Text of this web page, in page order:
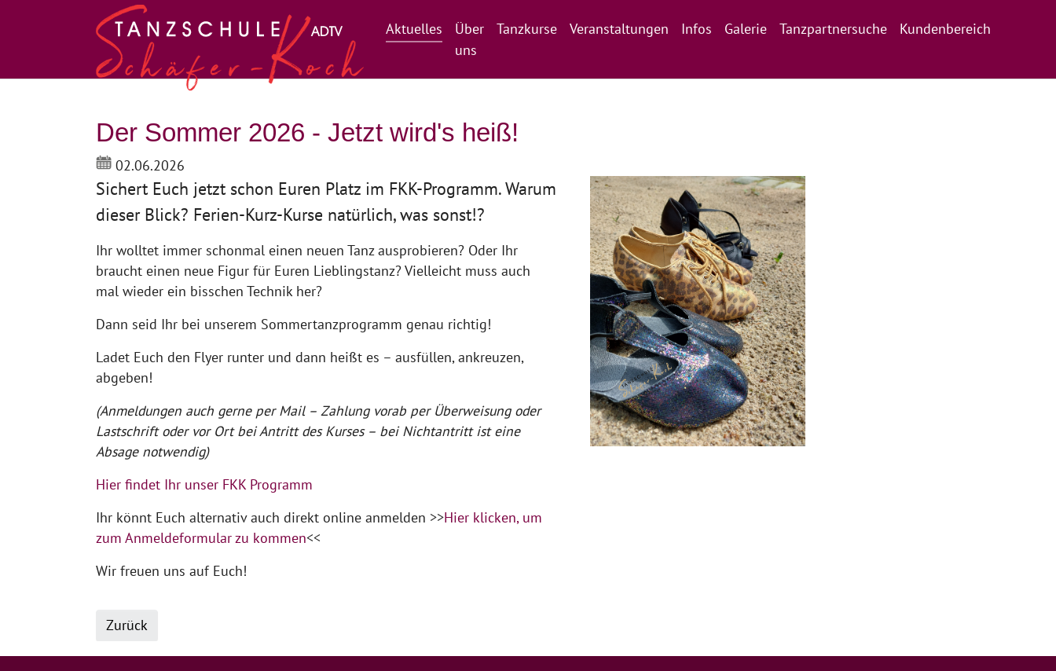
Aktuelles
Über
uns
Tanzkurse Veranstaltungen Infos Galerie Tanzpartnersuche Kundenbereich
Der Sommer 2026 - Jetzt wird's heiß!
02.06.2026
Sichert Euch jetzt schon Euren Platz im FKK-Programm. Warum
dieser Blick? Ferien-Kurz-Kurse natürlich, was sonst!?
Ihr wolltet immer schonmal einen neuen Tanz ausprobieren? Oder Ihr
braucht einen neue Figur für Euren Lieblingstanz? Vielleicht muss auch
mal wieder ein bisschen Technik her?
Dann seid Ihr bei unserem Sommertanzprogramm genau richtig!
Ladet Euch den Flyer runter und dann heißt es – ausfüllen, ankreuzen,
abgeben!
(Anmeldungen auch gerne per Mail – Zahlung vorab per Überweisung oder
Lastschrift oder vor Ort bei Antritt des Kurses – bei Nichtantritt ist eine
Absage notwendig)
Hier findet Ihr unser FKK Programm
Ihr könnt Euch alternativ auch direkt online anmelden >>Hier klicken, um
zum Anmeldeformular zu kommen<<
Wir freuen uns auf Euch!
Zurück